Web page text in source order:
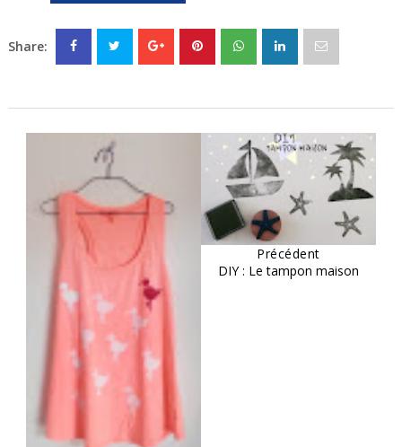
Share:
Précédent
DIY : Le tampon maison